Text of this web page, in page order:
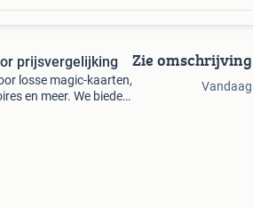
prijsvergelijking
losse magic-kaarten,
en meer. We bieden
Zie omschrijving
Vandaag